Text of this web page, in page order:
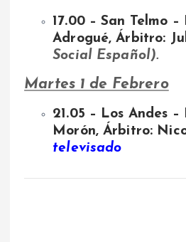
17.00 – San Telmo
Adrogué, Árbitro:
Social Español).
Martes 1 de Febrero
21.05 – Los Andes
Morón, Árbitro:
televisado